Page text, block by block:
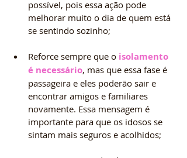
possível, pois essa ação pode
melhorar muito o dia de quem está
se sentindo sozinho;
Reforce sempre que o isolamento
é necessário, mas que essa fase é
passageira e eles poderão sair e
encontrar amigos e familiares
novamente. Essa mensagem é
importante para que os idosos se
sintam mais seguros e acolhidos;